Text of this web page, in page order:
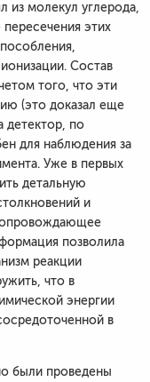
из молекул углерода,
этих
Состав
того, что эти
(это доказал еще
детектор, по
для наблюдения за
Уже в первых
детальную
и
позволила
реакции
что в
энергии
в
были проведены